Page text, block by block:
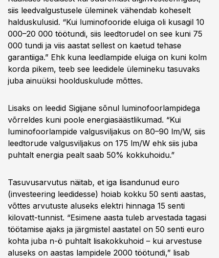
siis leedvalgustusele üleminek vähendab koheselt
halduskulusid. “Kui luminofooride eluiga oli kusagil 10
000–20 000 töötundi, siis leedtorudel on see kuni 75
000 tundi ja viis aastat sellest on kaetud tehase
garantiiga.” Ehk kuna leedlampide eluiga on kuni kolm
korda pikem, teeb see leedidele ülemineku tasuvaks
juba ainuüksi hoolduskulude mõttes.
Lisaks on leedid Sigijane sõnul luminofoorlampidega
võrreldes kuni poole energiasäästlikumad. “Kui
luminofoorlampide valgusviljakus on 80–90 lm/W, siis
leedtorude valgusviljakus on 175 lm/W ehk siis juba
puhtalt energia pealt saab 50% kokkuhoidu.”
Tasuvusarvutus näitab, et iga lisandunud euro
(investeering leedidesse) hoiab kokku 50 senti aastas,
võttes arvutuste aluseks elektri hinnaga 15 senti
kilovatt-tunnist. “Esimene aasta tuleb arvestada tagasi
töötamise ajaks ja järgmistel aastatel on 50 senti euro
kohta juba n-ö puhtalt lisakokkuhoid – kui arvestuse
aluseks on aastas lampidele 2000 töötundi,” lisab